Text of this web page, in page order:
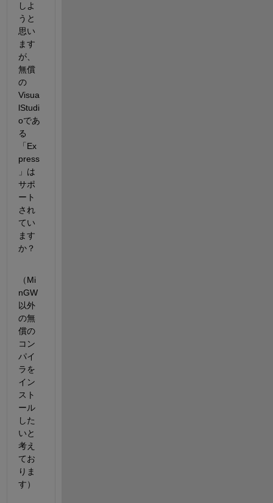
しよ
うと
思い
ます
が、
無償
の
Visua
lStudi
oであ
る
「Ex
press
」は
サポ
ート
され
てい
ます
か？
（Mi
nGW
以外
の無
償の
コン
パイ
ラを
イン
スト
ール
した
いと
考え
てお
りま
す）